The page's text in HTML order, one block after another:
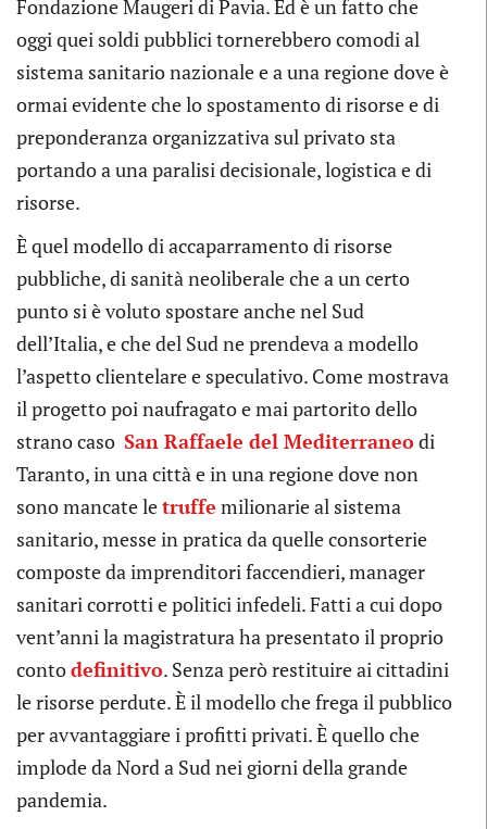
Fondazione Maugeri di Pavia. Ed è un fatto che
oggi quei soldi pubblici tornerebbero comodi al
sistema sanitario nazionale e a una regione dove è
ormai evidente che lo spostamento di risorse e di
preponderanza organizzativa sul privato sta
portando a una paralisi decisionale, logistica e di
risorse.
È quel modello di accaparramento di risorse
pubbliche, di sanità neoliberale che a un certo
punto si è voluto spostare anche nel Sud
dell’Italia, e che del Sud ne prendeva a modello
l’aspetto clientelare e speculativo. Come mostrava
il progetto poi naufragato e mai partorito dello
strano caso San Raffaele del Mediterraneodi
Taranto, in una città e in una regione dove non
sono mancate letruffe milionarie al sistema
sanitario, messe in pratica da quelle consorterie
composte da imprenditori faccendieri, manager
sanitari corrotti e politici infedeli. Fatti a cui dopo
vent’anni la magistratura ha presentato il proprio
contodefinitivo. Senza però restituire ai cittadini
le risorse perdute. È il modello che frega il pubblico
per avvantaggiare i profitti privati. È quello che
implode da Nord a Sud nei giorni della grande
pandemia.